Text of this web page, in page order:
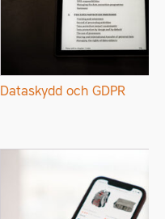
Dataskydd och GDPR